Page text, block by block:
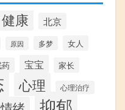
健康 北京
原因 多梦 女人
宝宝 家长
心理 心理治疗